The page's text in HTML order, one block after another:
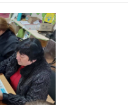
особи
конкурсу «Молода
номінації «Пульс життя»